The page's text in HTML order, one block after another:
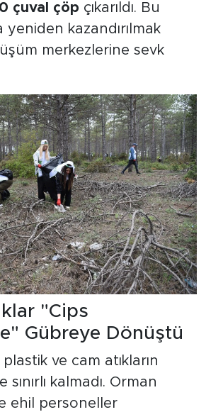
çuval çöp çıkarıldı. Bu
kazandırılmak
merkezlerine sevk
"Cips
Gübreye Dönüştü
ve cam atıkların
kalmadı. Orman
ehil personeller